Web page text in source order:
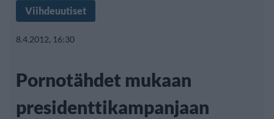
Viihdeuutiset
8.4.2012, 16:30
Pornotähdet mukaan
presidenttikampanjaan